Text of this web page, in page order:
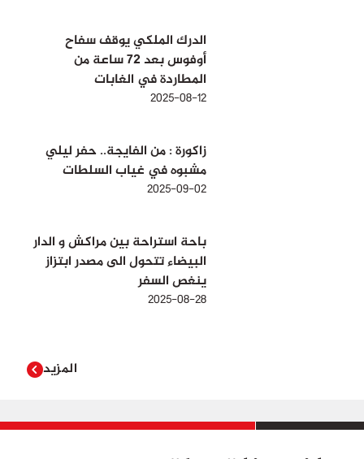
الدرك الملكي يوقف سفاح
أوفوس بعد 72 ساعة من
المطاردة في الغابات
2025-08-12
زاكورة : من الفايجة.. حفر ليلي
مشبوه في غياب السلطات
2025-09-02
باحة استراحة بين مراكش و الدار
البيضاء تتحول الى مصدر ابتزاز
ينغص السفر
2025-08-28
المزيد